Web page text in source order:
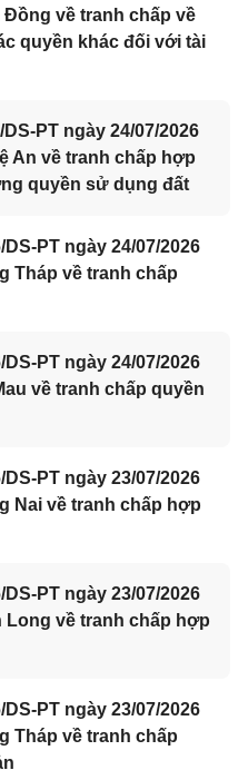
Đồng về tranh chấp về
quyền khác đối với tài
PT ngày 24/07/2026
An về tranh chấp hợp
quyền sử dụng đất
PT ngày 24/07/2026
Tháp về tranh chấp
PT ngày 24/07/2026
về tranh chấp quyền
PT ngày 23/07/2026
Nai về tranh chấp hợp
PT ngày 23/07/2026
Long về tranh chấp hợp
PT ngày 23/07/2026
Tháp về tranh chấp